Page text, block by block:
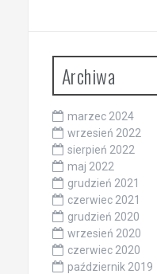
Archiwa
marzec 2024
wrzesień 2022
sierpień 2022
maj 2022
grudzień 2021
czerwiec 2021
grudzień 2020
wrzesień 2020
czerwiec 2020
październik 2019